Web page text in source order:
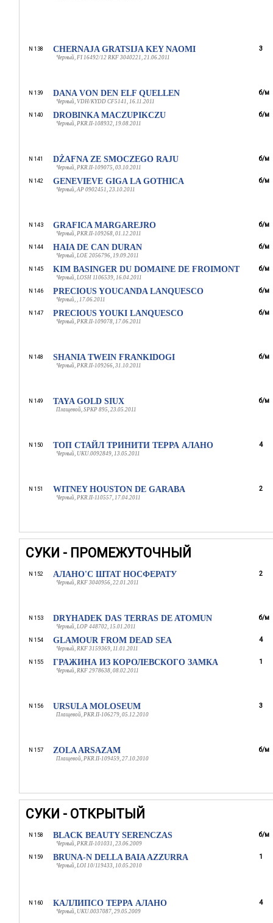
N 138 CHERNAJA GRATSIJA KEY NAOMI
Черный, FI 16492/12 RKF 3040221, 21.06.2011
3
N 139 DANA VON DEN ELF QUELLEN
Черный, VDH/KYDD CF5141, 16.11.2011
б/м
N 140 DROBINKA MACZUPIKCZU
Черный, PKR.II-108932, 19.08.2011
б/м
N 141 DŻAFNA ZE SMOCZEGO RAJU
Черный, PKR.II-109075, 03.10.2011
б/м
N 142 GENEVIEVE GIGA LA GOTHICA
Черный, AP 0902451, 23.10.2011
б/м
N 143 GRAFICA MARGAREJRO
Черный, PKR.II-109268, 01.12.2011
б/м
N 144 HAIA DE CAN DURAN
Черный, LOE 2056796, 19.09.2011
б/м
N 145 KIM BASINGER DU DOMAINE DE FROIMONT
Черный, LOSH 1106539, 16.04.2011
б/м
N 146 PRECIOUS YOUCANDA LANQUESCO
Черный, , 17.06.2011
б/м
N 147 PRECIOUS YOUKI LANQUESCO
Черный, PKR.II-109078, 17.06.2011
б/м
N 148 SHANIA TWEIN FRANKIDOGI
Черный, PKR.II-109266, 31.10.2011
б/м
N 149 TAYA GOLD SIUX
Плащевой, SPKP 895, 23.05.2011
б/м
N 150 ТОП СТАЙЛ ТРИНИТИ ТЕРРА АЛАНО
Черный, UKU.0092849, 13.05.2011
4
N 151 WITNEY HOUSTON DE GARABA
Черный, PKR.II-110557, 17.04.2011
2
СУКИ - ПРОМЕЖУТОЧНЫЙ
N 152 АЛАНО'С ШТАТ НОСФЕРАТУ
Черный, RKF 3040956, 22.01.2011
2
N 153 DRYHADEK DAS TERRAS DE ATOMUN
Черный, LOP 448702, 15.01.2011
б/м
N 154 GLAMOUR FROM DEAD SEA
Черный, RKF 3159369, 11.01.2011
4
N 155 ГРАЖИНА ИЗ КОРОЛЕВСКОГО ЗАМКА
Черный, RKF 2978638, 08.02.2011
1
N 156 URSULA MOLOSEUM
Плащевой, PKR.II-106279, 05.12.2010
3
N 157 ZOLA ARSAZAM
Плащевой, PKR.II-109459, 27.10.2010
б/м
СУКИ - ОТКРЫТЫЙ
N 158 BLACK BEAUTY SERENCZAS
Черный, PKR.II-101031, 23.06.2009
б/м
N 159 BRUNA-N DELLA BAIA AZZURRA
Черный, LOI 10/119433, 10.05.2010
1
N 160 КАЛЛИПСО ТЕРРА АЛАНО
Черный, UKU.0037087, 29.05.2009
4